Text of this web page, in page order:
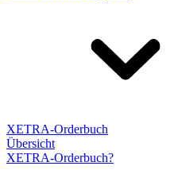
XETRA-Orderbuch
Übersicht
XETRA-Orderbuch?